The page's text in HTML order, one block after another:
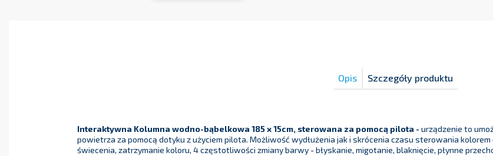
Opis Szczegóły produktu
Interaktywna Kolumna wodno-bąbelkowa 185 x 15cm, sterowana za pomocą pilota - urządzenie to
powietrza za pomocą dotyku z użyciem pilota. Możliwość wydłużenia jak i skrócenia czasu sterowania
świecenia, zatrzymanie koloru, 4 częstotliwości zmiany barwy - błyskanie, migotanie, blaknięcie, płynne